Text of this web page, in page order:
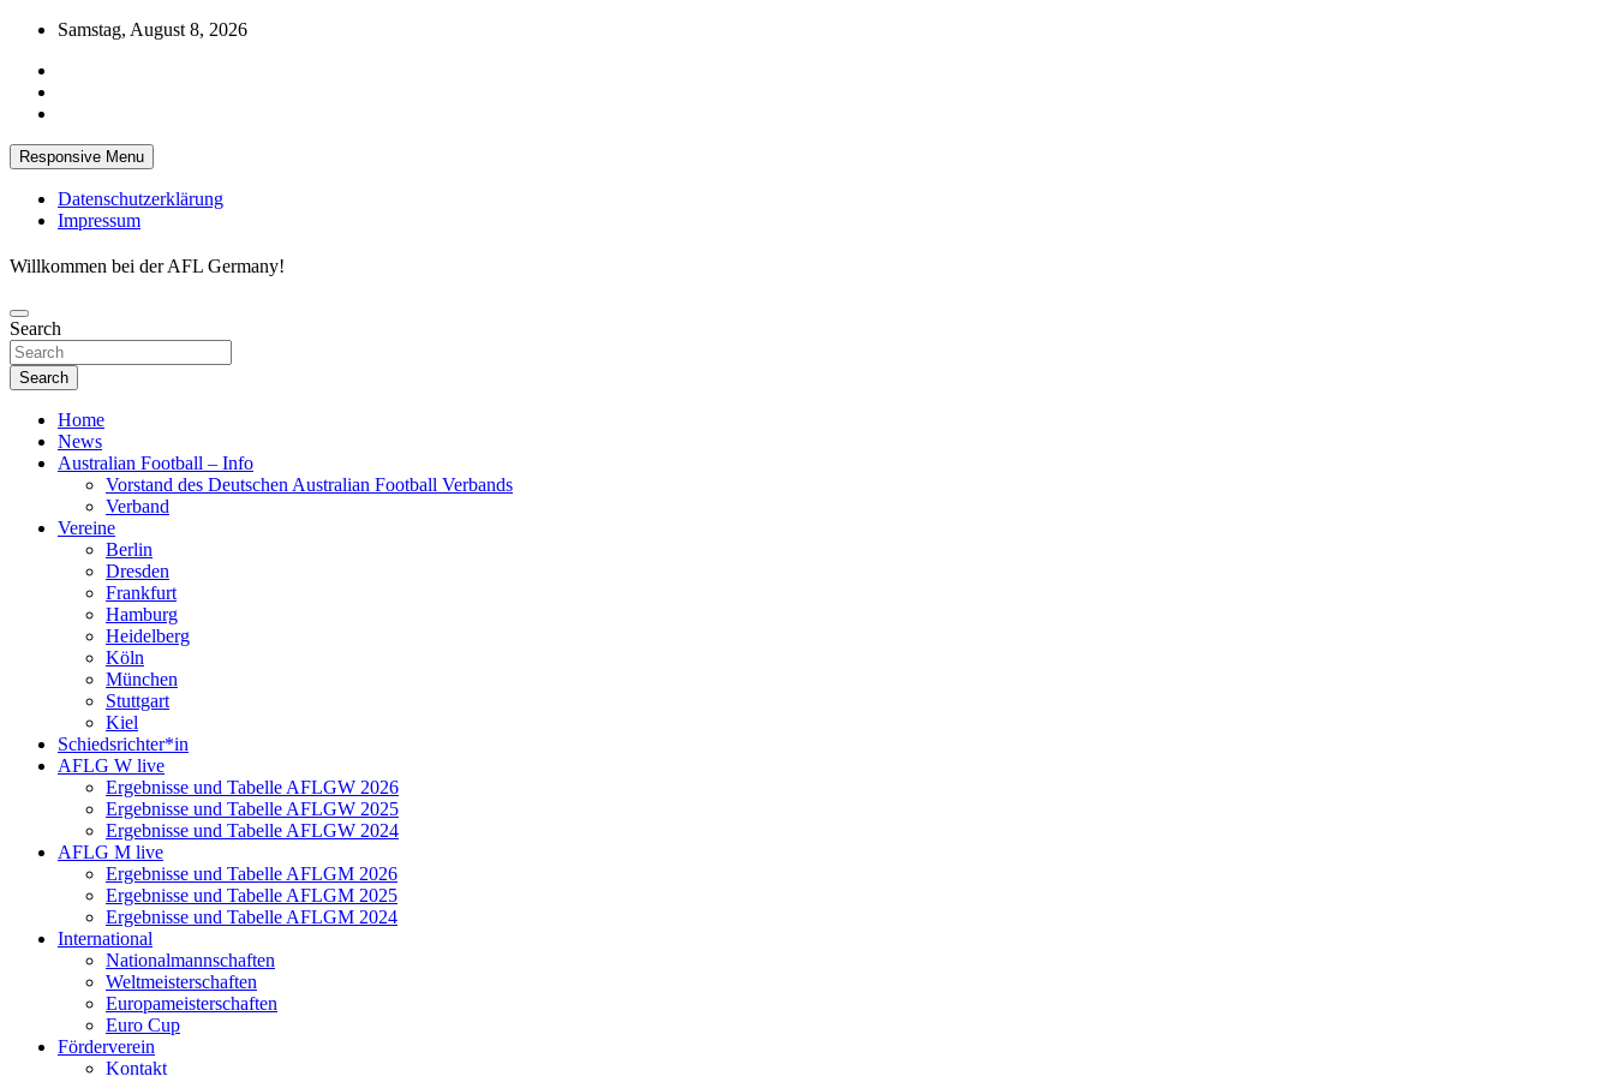
Skip
content
Samstag, August 8, 2026
Responsive Menu
Datenschutzerklärung
Impressum
Willkommen bei der AFL Germany!
Search
Search
Home
News
Australian Football – Info
Vorstand des Deutschen Australian Football Verbands
Verband
Vereine
Berlin
Dresden
Frankfurt
Hamburg
Heidelberg
Köln
München
Stuttgart
Kiel
Schiedsrichter*in
AFLG W live
Ergebnisse und Tabelle AFLGW 2026
Ergebnisse und Tabelle AFLGW 2025
Ergebnisse und Tabelle AFLGW 2024
AFLG M live
Ergebnisse und Tabelle AFLGM 2026
Ergebnisse und Tabelle AFLGM 2025
Ergebnisse und Tabelle AFLGM 2024
International
Nationalmannschaften
Weltmeisterschaften
Europameisterschaften
Euro Cup
Förderverein
Kontakt